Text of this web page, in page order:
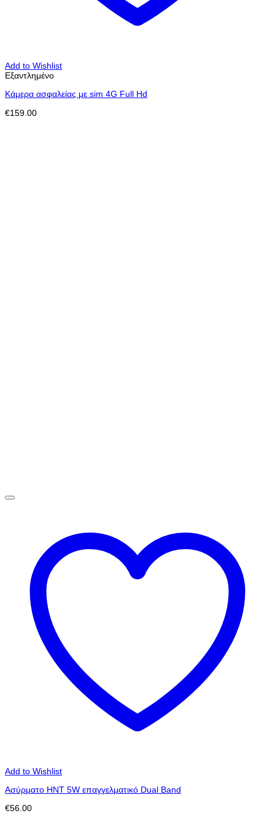
Add to Wishlist
Εξαντλημένο
Κάμερα ασφαλείας με sim 4G Full Hd
€159.00
Add to Wishlist
Ασύρματο ΗΝΤ 5W επαγγελματικό Dual Band
€56.00